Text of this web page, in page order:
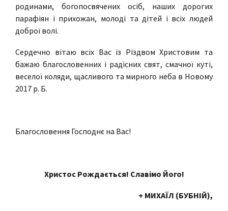
родинами, богопосвячених осіб, наших дорогих
парафіян і прихожан, молоді та дітей і всіх людей
доброї волі.
Сердечно вітаю всіх Вас із Різдвом Христовим та
бажаю благословенних і радісних свят, смачної куті,
веселої коляди, щасливого та мирного неба в Новому
2017 р. Б.
Благословення Господнє на Вас!
Христос Рождається! Славімо Його!
+ МИХАЇЛ (БУБНІЙ),